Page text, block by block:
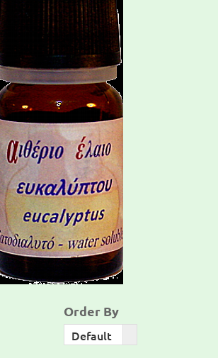
Order By
Default
Order
By